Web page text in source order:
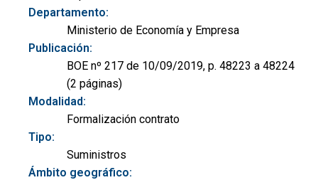
Departamento:
Ministerio de Economía y Empresa
Publicación:
BOE nº 217 de 10/09/2019, p. 48223 a 48224
(2 páginas)
Modalidad:
Formalización contrato
Tipo:
Suministros
Ámbito geográfico: